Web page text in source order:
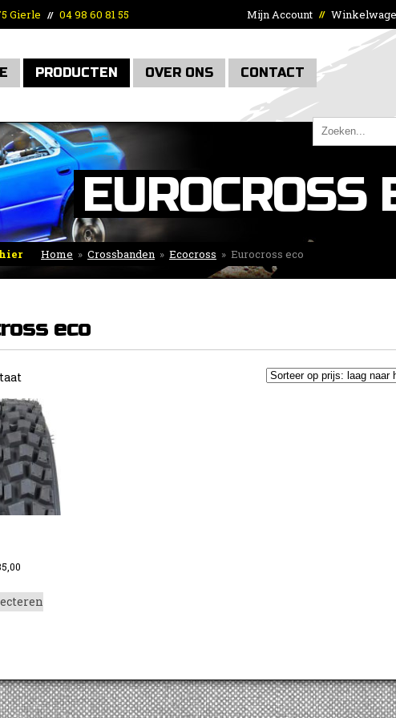
Gierle // 04 98 60 81 55 Mijn Account //
PRODUCTEN OVER ONS CONTACT
EUROCROSS
Home » Crossbanden » Ecocross » Eurocross eco
eco
tot
Dit
product
Deze
optie